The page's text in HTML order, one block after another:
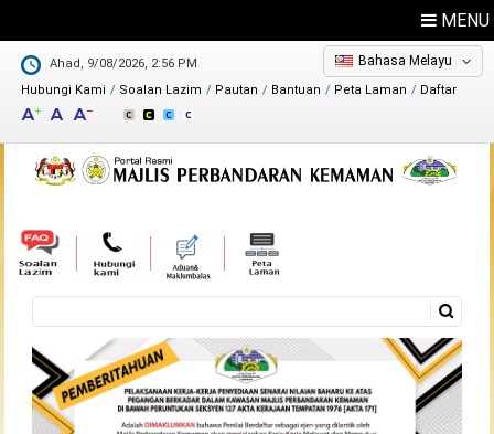
MENU
Ahad, 9/08/2026, 2:56 PM
Hubungi Kami
Maklum Balas
Direktori
Soalan Lazim Pautan Bantuan Peta Laman Daftar
Bahasa Melayu
Borang carian